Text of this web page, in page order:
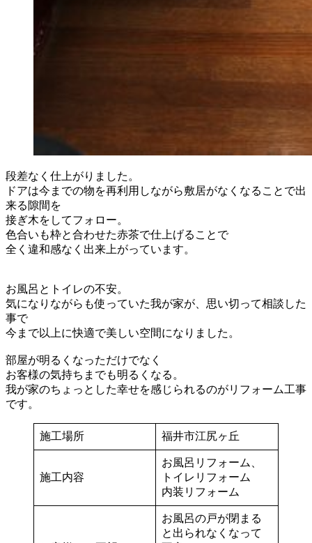
段差なく仕上がりました。
ドアは今までの物を再利用しながら敷居がなくなることで出
来る隙間を
接ぎ木をしてフォロー。
色合いも枠と合わせた赤茶で仕上げることで
全く違和感なく出来上がっています。
お風呂とトイレの不安。
気になりながらも使っていた我が家が、思い切って相談した
事で
今まで以上に快適で美しい空間になりました。
部屋が明るくなっただけでなく
お客様の気持ちまでも明るくなる。
我が家のちょっとした幸せを感じられるのがリフォーム工事
です。
施工場所 福井市江尻ヶ丘
施工内容
お風呂リフォーム、
トイレリフォーム
内装リフォーム
お風呂の戸が閉まる
と出られなくなって